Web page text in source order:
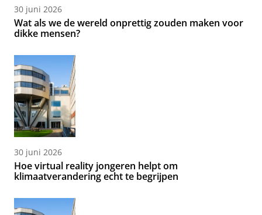
30 juni 2026
Wat als we de wereld onprettig zouden maken voor
dikke mensen?
30 juni 2026
Hoe virtual reality jongeren helpt om
klimaatverandering echt te begrijpen